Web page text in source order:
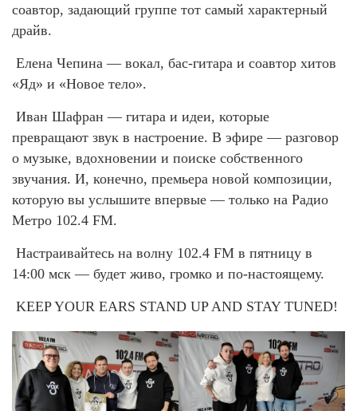
соавтор, задающий группе тот самый характерный
драйв.
Елена Чепина — вокал, бас-гитара и соавтор хитов
«Яд» и «Новое тело».
Иван Шафран — гитара и идеи, которые
превращают звук в настроение. В эфире — разговор
о музыке, вдохновении и поиске собственного
звучания. И, конечно, премьера новой композиции,
которую вы услышите впервые — только на Радио
Метро 102.4 FM.
Настраивайтесь на волну 102.4 FM в пятницу в
14:00 мск — будет живо, громко и по-настоящему.
KEEP YOUR EARS STAND UP AND STAY TUNED!